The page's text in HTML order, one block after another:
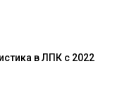
в ЛПК с 2022